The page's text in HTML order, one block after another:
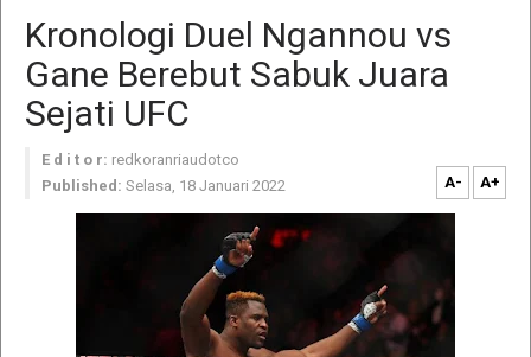
Kronologi Duel Ngannou vs
Gane Berebut Sabuk Juara
Sejati UFC
E d i t o r: redkoranriaudotco
Published: Selasa, 18 Januari 2022 A- A+